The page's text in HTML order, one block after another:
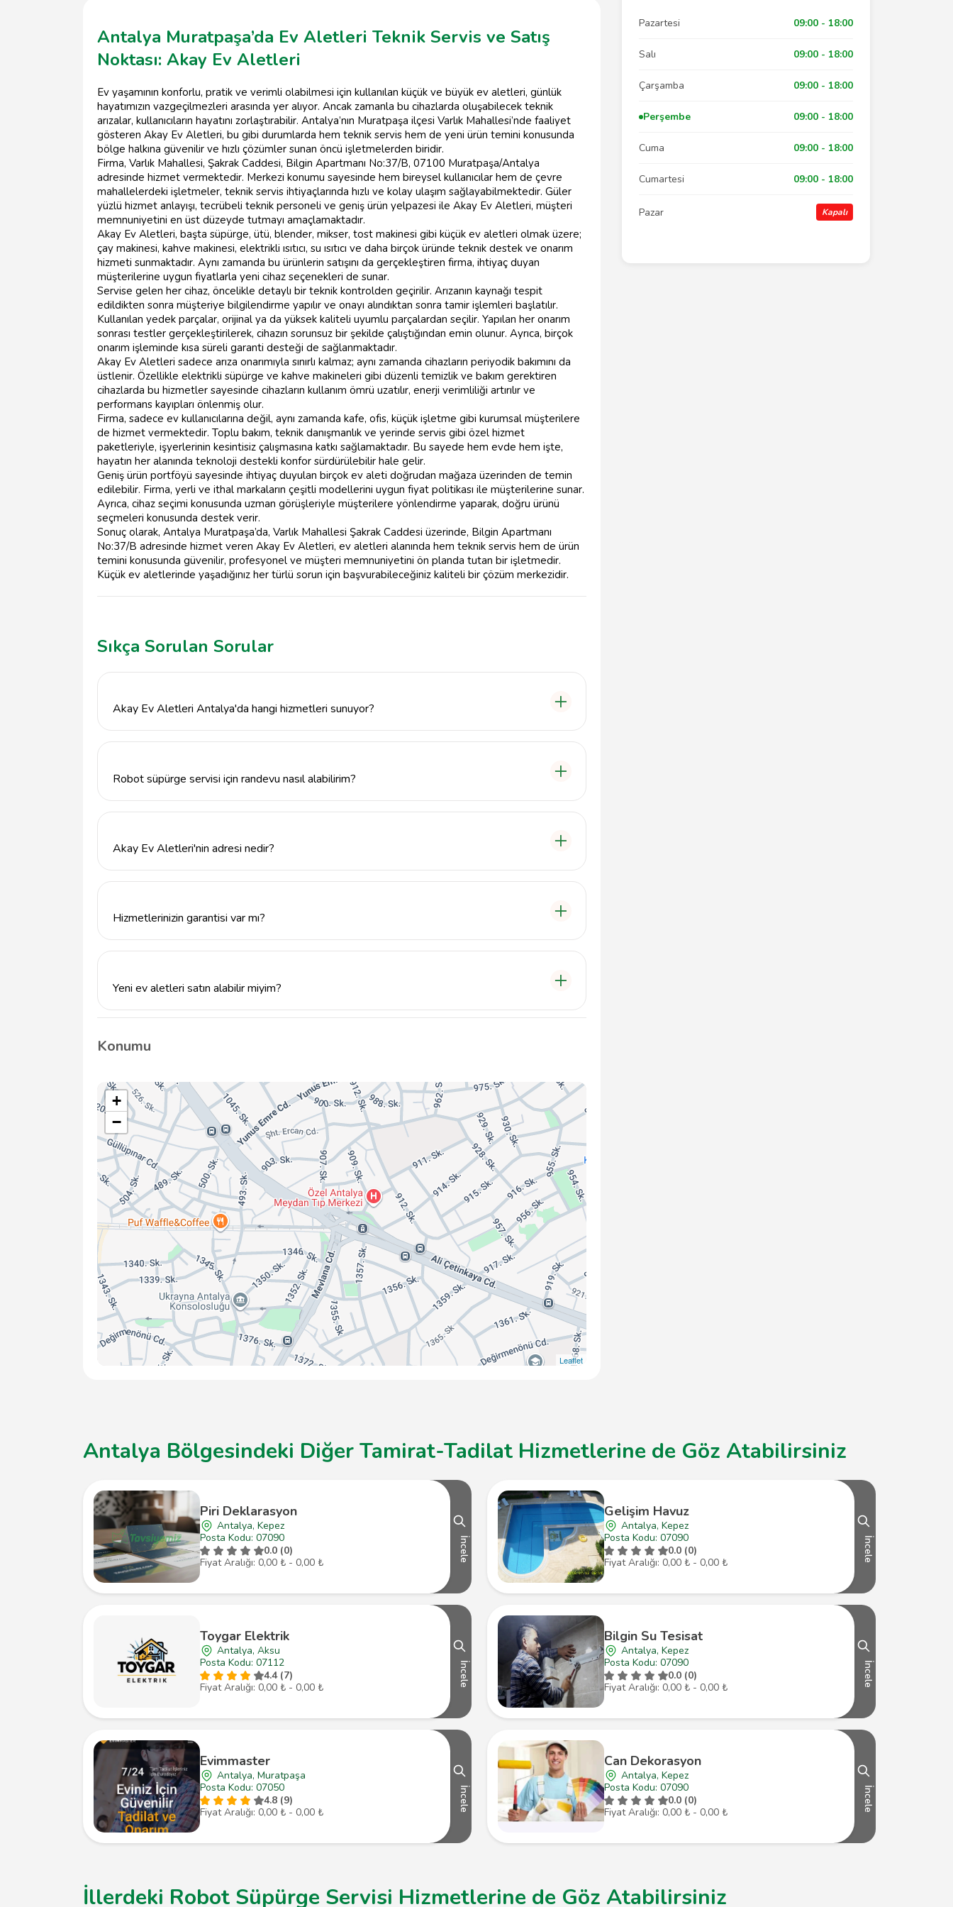
Antalya Muratpaşa’da Ev Aletleri Teknik Servis ve Satış
Noktası: Akay Ev Aletleri
Ev yaşamının konforlu, pratik ve verimli olabilmesi için kullanılan küçük ve büyük ev aletleri, günlük
hayatımızın vazgeçilmezleri arasında yer alıyor. Ancak zamanla bu cihazlarda oluşabilecek teknik
arızalar, kullanıcıların hayatını zorlaştırabilir. Antalya’nın Muratpaşa ilçesi Varlık Mahallesi’nde faaliyet
gösteren Akay Ev Aletleri, bu gibi durumlarda hem teknik servis hem de yeni ürün temini konusunda
bölge halkına güvenilir ve hızlı çözümler sunan öncü işletmelerden biridir.
Firma, Varlık Mahallesi, Şakrak Caddesi, Bilgin Apartmanı No:37/B, 07100 Muratpaşa/Antalya
adresinde hizmet vermektedir. Merkezi konumu sayesinde hem bireysel kullanıcılar hem de çevre
mahallelerdeki işletmeler, teknik servis ihtiyaçlarında hızlı ve kolay ulaşım sağlayabilmektedir. Güler
yüzlü hizmet anlayışı, tecrübeli teknik personeli ve geniş ürün yelpazesi ile Akay Ev Aletleri, müşteri
memnuniyetini en üst düzeyde tutmayı amaçlamaktadır.
Akay Ev Aletleri, başta süpürge, ütü, blender, mikser, tost makinesi gibi küçük ev aletleri olmak üzere;
çay makinesi, kahve makinesi, elektrikli ısıtıcı, su ısıtıcı ve daha birçok üründe teknik destek ve onarım
hizmeti sunmaktadır. Aynı zamanda bu ürünlerin satışını da gerçekleştiren firma, ihtiyaç duyan
müşterilerine uygun fiyatlarla yeni cihaz seçenekleri de sunar.
Servise gelen her cihaz, öncelikle detaylı bir teknik kontrolden geçirilir. Arızanın kaynağı tespit
edildikten sonra müşteriye bilgilendirme yapılır ve onayı alındıktan sonra tamir işlemleri başlatılır.
Kullanılan yedek parçalar, orijinal ya da yüksek kaliteli uyumlu parçalardan seçilir. Yapılan her onarım
sonrası testler gerçekleştirilerek, cihazın sorunsuz bir şekilde çalıştığından emin olunur. Ayrıca, birçok
onarım işleminde kısa süreli garanti desteği de sağlanmaktadır.
Akay Ev Aletleri sadece arıza onarımıyla sınırlı kalmaz; aynı zamanda cihazların periyodik bakımını da
üstlenir. Özellikle elektrikli süpürge ve kahve makineleri gibi düzenli temizlik ve bakım gerektiren
cihazlarda bu hizmetler sayesinde cihazların kullanım ömrü uzatılır, enerji verimliliği artırılır ve
performans kayıpları önlenmiş olur.
Firma, sadece ev kullanıcılarına değil, aynı zamanda kafe, ofis, küçük işletme gibi kurumsal müşterilere
de hizmet vermektedir. Toplu bakım, teknik danışmanlık ve yerinde servis gibi özel hizmet
paketleriyle, işyerlerinin kesintisiz çalışmasına katkı sağlamaktadır. Bu sayede hem evde hem işte,
hayatın her alanında teknoloji destekli konfor sürdürülebilir hale gelir.
Geniş ürün portföyü sayesinde ihtiyaç duyulan birçok ev aleti doğrudan mağaza üzerinden de temin
edilebilir. Firma, yerli ve ithal markaların çeşitli modellerini uygun fiyat politikası ile müşterilerine sunar.
Ayrıca, cihaz seçimi konusunda uzman görüşleriyle müşterilere yönlendirme yaparak, doğru ürünü
seçmeleri konusunda destek verir.
Sonuç olarak, Antalya Muratpaşa’da, Varlık Mahallesi Şakrak Caddesi üzerinde, Bilgin Apartmanı
No:37/B adresinde hizmet veren Akay Ev Aletleri, ev aletleri alanında hem teknik servis hem de ürün
temini konusunda güvenilir, profesyonel ve müşteri memnuniyetini ön planda tutan bir işletmedir.
Küçük ev aletlerinde yaşadığınız her türlü sorun için başvurabileceğiniz kaliteli bir çözüm merkezidir.
Sıkça Sorulan Sorular
Akay Ev Aletleri Antalya'da hangi hizmetleri sunuyor?
Robot süpürge servisi için randevu nasıl alabilirim?
Akay Ev Aletleri'nin adresi nedir?
Hizmetlerinizin garantisi var mı?
Yeni ev aletleri satın alabilir miyim?
Evet, Akay Ev Aletleri olarak yeni ev aletleri satışı da yapmaktayız. Ürünlerimiz hakkında bilgi
Konumu
+
−
Leaflet
Pazartesi 09:00 - 18:00
Salı 09:00 - 18:00
Çarşamba 09:00 - 18:00
Perşembe 09:00 - 18:00
Cuma 09:00 - 18:00
Cumartesi 09:00 - 18:00
Pazar Kapalı
Antalya Bölgesindeki Diğer Tamirat-Tadilat Hizmetlerine de Göz Atabilirsiniz
Piri Deklarasyon
Antalya, Kepez
Posta Kodu: 07090
0.0 (0)
Fiyat Aralığı: 0,00 ₺ - 0,00 ₺
İncele
Gelişim Havuz
Antalya, Kepez
Posta Kodu: 07090
0.0 (0)
Fiyat Aralığı: 0,00 ₺ - 0,00 ₺
İncele
Toygar Elektrik
Antalya, Aksu
Posta Kodu: 07112
4.4 (7)
Fiyat Aralığı: 0,00 ₺ - 0,00 ₺
İncele
Bilgin Su Tesisat
Antalya, Kepez
Posta Kodu: 07090
0.0 (0)
Fiyat Aralığı: 0,00 ₺ - 0,00 ₺
İncele
Evimmaster
Antalya, Muratpaşa
Posta Kodu: 07050
4.8 (9)
Fiyat Aralığı: 0,00 ₺ - 0,00 ₺
İncele
Can Dekorasyon
Antalya, Kepez
Posta Kodu: 07090
0.0 (0)
Fiyat Aralığı: 0,00 ₺ - 0,00 ₺
İncele
İllerdeki Robot Süpürge Servisi Hizmetlerine de Göz Atabilirsiniz